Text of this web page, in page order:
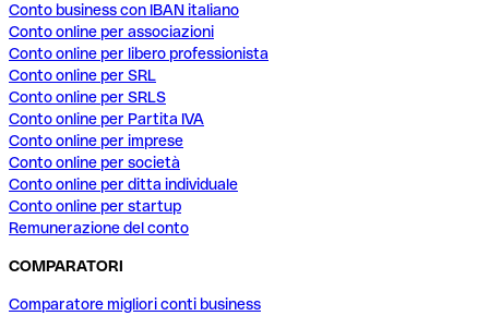
Conto business con IBAN italiano
Conto online per associazioni
Conto online per libero professionista
Conto online per SRL
Conto online per SRLS
Conto online per Partita IVA
Conto online per imprese
Conto online per società
Conto online per ditta individuale
Conto online per startup
Remunerazione del conto
COMPARATORI
Comparatore migliori conti business